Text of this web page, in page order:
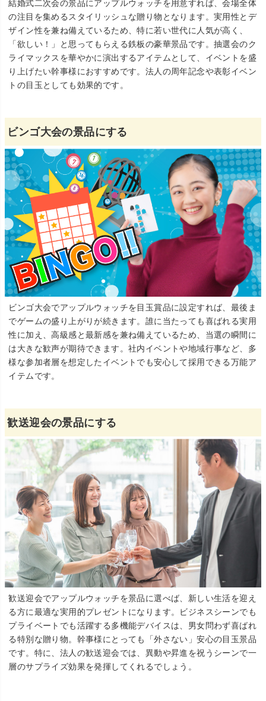
結婚式二次会の景品にアップルウォッチを用意すれば、会場全体
の注目を集めるスタイリッシュな贈り物となります。実用性とデ
ザイン性を兼ね備えているため、特に若い世代に人気が高く、
「欲しい！」と思ってもらえる鉄板の豪華景品です。抽選会のク
ライマックスを華やかに演出するアイテムとして、イベントを盛
り上げたい幹事様におすすめです。法人の周年記念や表彰イベン
トの目玉としても効果的です。
ビンゴ大会の景品にする
ビンゴ大会でアップルウォッチを目玉賞品に設定すれば、最後ま
でゲームの盛り上がりが続きます。誰に当たっても喜ばれる実用
性に加え、高級感と最新感を兼ね備えているため、当選の瞬間に
は大きな歓声が期待できます。社内イベントや地域行事など、多
様な参加者層を想定したイベントでも安心して採用できる万能ア
イテムです。
歓送迎会の景品にする
歓送迎会でアップルウォッチを景品に選べば、新しい生活を迎え
る方に最適な実用的プレゼントになります。ビジネスシーンでも
プライベートでも活躍する多機能デバイスは、男女問わず喜ばれ
る特別な贈り物。幹事様にとっても「外さない」安心の目玉景品
です。特に、法人の歓送迎会では、異動や昇進を祝うシーンで一
層のサプライズ効果を発揮してくれるでしょう。